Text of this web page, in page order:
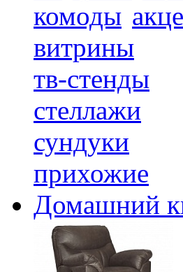
комоды
витрины
тв-стенды
стеллажи
сундуки
прихожие
Домашний